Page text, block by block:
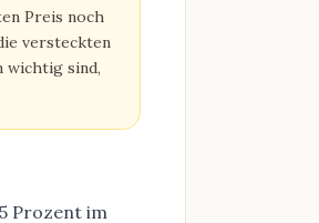
Preis noch
versteckten
wichtig sind,
Prozent im